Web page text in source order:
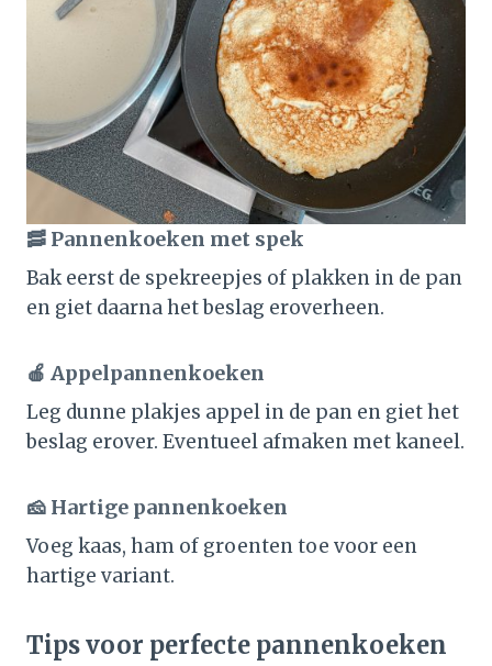
🥓 Pannenkoeken met spek
Bak eerst de spekreepjes of plakken in de pan
en giet daarna het beslag eroverheen.
🍎 Appelpannenkoeken
Leg dunne plakjes appel in de pan en giet het
beslag erover. Eventueel afmaken met kaneel.
🧀 Hartige pannenkoeken
Voeg kaas, ham of groenten toe voor een
hartige variant.
Tips voor perfecte pannenkoeken